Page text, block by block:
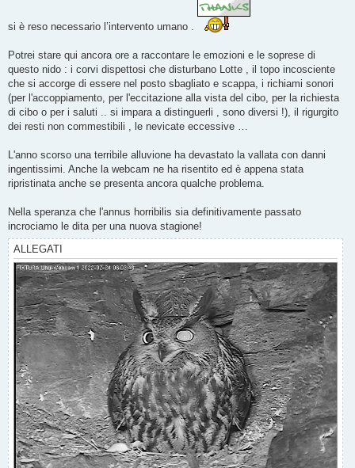
si è reso necessario l’intervento umano .
Potrei stare qui ancora ore a raccontare le emozioni e le soprese di
questo nido : i corvi dispettosi che disturbano Lotte , il topo incosciente
che si accorge di essere nel posto sbagliato e scappa, i richiami sonori
(per l'accoppiamento, per l'eccitazione alla vista del cibo, per la richiesta
di cibo o per i saluti .. si impara a distinguerli , sono diversi !), il rigurgito
dei resti non commestibili , le nevicate eccessive …
L'anno scorso una terribile alluvione ha devastato la vallata con danni
ingentissimi. Anche la webcam ne ha risentito ed è appena stata
ripristinata anche se presenta ancora qualche problema.
Nella speranza che l'annus horribilis sia definitivamente passato
incrociamo le dita per una nuova stagione!
ALLEGATI